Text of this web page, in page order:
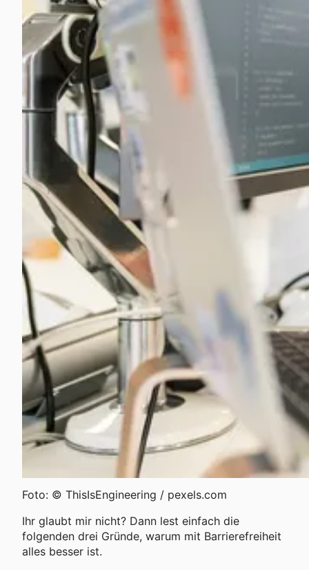
Foto: © ThisIsEngineering / pexels.com
Ihr glaubt mir nicht? Dann lest einfach die
folgenden drei Gründe, warum mit Barrierefreiheit
alles besser ist.